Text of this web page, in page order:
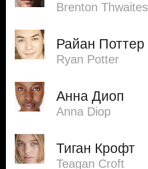
Brenton Thwaites
Райан Поттер
Ryan Potter
Анна Диоп
Anna Diop
Тиган Крофт
Teagan Croft